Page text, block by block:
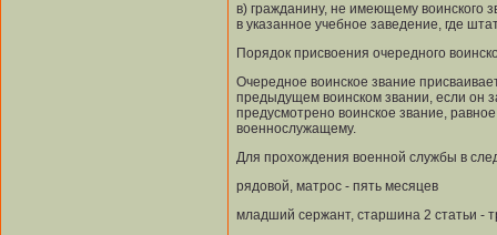
в) гражданину, не имеющему воинского
в указанное учебное заведение, где
Порядок присвоения очередного
Очередное воинское звание
предыдущем воинском звании, если он
предусмотрено воинское звание,
военнослужащему.
Для прохождения военной службы в
рядовой, матрос - пять месяцев
младший сержант, старшина 2 статьи -